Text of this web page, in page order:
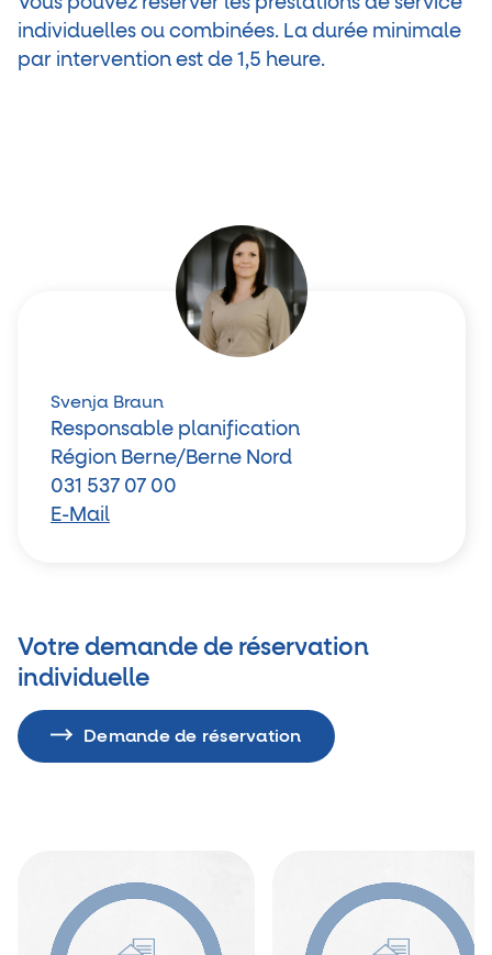
individuelles ou combinées. La durée minimale
par intervention est de 1,5 heure.
Svenja Braun
Responsable planification
Région Berne/Berne Nord
031 537 07 00
E-Mail
Votre demande de réservation
individuelle
Demande de réservation